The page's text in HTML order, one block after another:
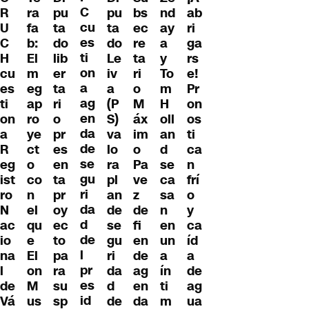
R
U
C
H
cu
es
ti
on
a
R
eg
ist
ro
N
ac
io
na
l
de
Vá
ra
fa
b:
El
m
eg
ap
ro
ye
ct
o
co
n
el
qu
e
El
on
M
us
pu
ta
do
lib
er
ta
ri
o
pr
es
en
ta
pr
oy
ec
to
pa
ra
su
sp
C
cu
es
ti
on
a
ag
en
da
de
se
gu
ri
da
d
de
l
pr
es
id
pu
ta
do
Le
iv
a
(P
S)
va
lo
ra
pl
an
de
se
gu
ri
da
d
de
bs
ec
re
ta
ri
o
M
áx
im
o
Pa
ve
z
de
fi
en
de
ag
en
da
nd
ay
a
y
To
m
H
oll
an
d
se
ca
sa
n
en
un
a
ín
ti
m
ab
ri
ga
rs
e!
Pr
on
os
ti
ca
n
frí
o
y
ca
íd
a
de
ag
ua